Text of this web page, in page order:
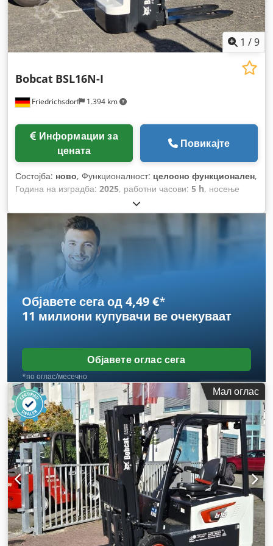
1 /9
Friedrichsdorf 1.394 km
Bobcat BSL16N-I
цената
Повикајте
Состојба: ново, Функционалност: целосно функционален,
Година на изградба: 2025, работни часови: 5 h, носење
, висина на подигнување:
слободно подигање:1.520 мм, тип на гориво:електричен,
тип на јарбол:триплекс
должина на вилушките:
1.150 мм , празна тежина: 1.340 кг
вкупна должина:1.964 мм
820 мм,
Објавете сега од 4,49 €*
11 милиони купувачи ве очекуваат
Објавете оглас сега
*по оглас/месечно
Мал оглас